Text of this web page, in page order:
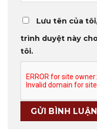
Lưu tên của
trình duyệt này
tôi.